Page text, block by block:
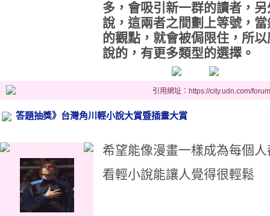
多，會吸引新一群的讀者，
說，這兩者之間劃上等號，
的觀點，就會被侷限住，所
說的，有更多類型的選擇。
引用網址：https://city.udn.com/
答題抽獎》台灣角川輕小說大賞暨插畫大賞
希望能像漫畫一樣成為每個
看輕小說能讓人覺得很輕鬆